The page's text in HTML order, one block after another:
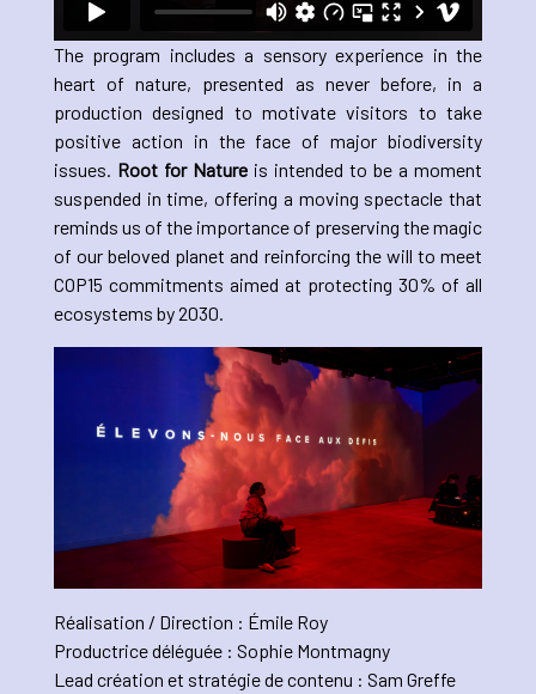
The program includes a sensory experience in the
heart of nature, presented as never before, in a
production designed to motivate visitors to take
positive action in the face of major biodiversity
issues. Root for Nature is intended to be a moment
suspended in time, offering a moving spectacle that
reminds us of the importance of preserving the magic
of our beloved planet and reinforcing the will to meet
COP15 commitments aimed at protecting 30% of all
ecosystems by 2030.
Réalisation / Direction : Émile Roy
Productrice déléguée : Sophie Montmagny
Lead création et stratégie de contenu : Sam Greffe